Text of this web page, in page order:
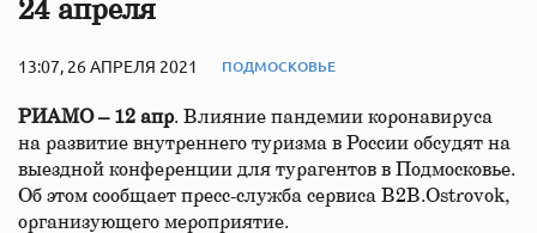
24 апреля
13:07, 26 АПРЕЛЯ 2021 ПОДМОСКОВЬЕ
РИАМО – 12 апр. Влияние пандемии коронавируса
на развитие внутреннего туризма в России обсудят на
выездной конференции для турагентов в Подмосковье.
Об этом сообщает пресс-служба сервиса B2B.Ostrovok,
организующего мероприятие.